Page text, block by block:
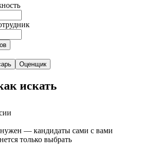
Оценщик
искать
— кандидаты сами с вами
только выбрать